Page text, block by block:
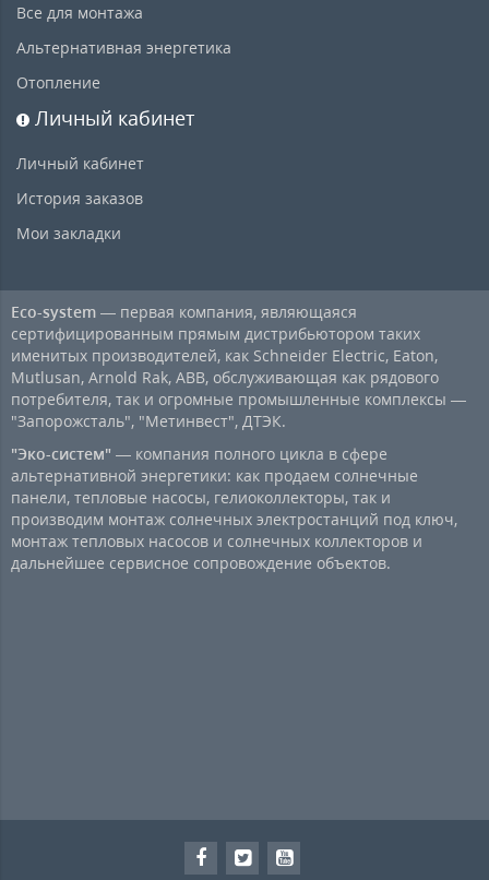
Все для монтажа
Альтернативная энергетика
Отопление
Личный кабинет
Личный кабинет
История заказов
Мои закладки
Eco-system — первая компания, являющаяся
сертифицированным прямым дистрибьютором таких
именитых производителей, как Schneider Electric, Eaton,
Mutlusan, Arnold Rak, ABB, обслуживающая как рядового
потребителя, так и огромные промышленные комплексы —
"Запорожсталь", "Метинвест", ДТЭК.
"Эко-систем" — компания полного цикла в сфере
альтернативной энергетики: как продаем солнечные
панели, тепловые насосы, гелиоколлекторы, так и
производим монтаж солнечных электростанций под ключ,
монтаж тепловых насосов и солнечных коллекторов и
дальнейшее сервисное сопровождение объектов.